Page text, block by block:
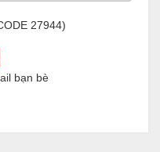
27944)
bạn bè